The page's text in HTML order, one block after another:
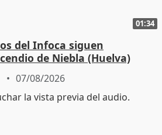
01:34
del Infoca siguen
de Niebla (Huelva)
07/08/2026